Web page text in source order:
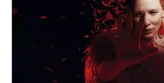
Según indicó el alcalde de Medellín,
si el Gobierno no transfiere estos
estudiantes que se benefician con
afectados.
"Estamos analizando con las